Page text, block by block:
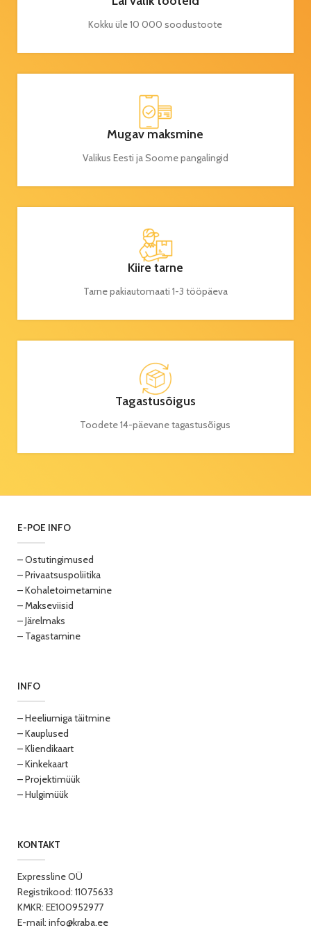
Kokku üle 10 000 soodustoote
Mugav maksmine
Valikus Eesti ja Soome pangalingid
Kiire tarne
Tarne pakiautomaati 1-3 tööpäeva
Tagastusõigus
Toodete 14-päevane tagastusõigus
E-POE INFO
– Ostutingimused
– Privaatsuspoliitika
– Kohaletoimetamine
– Makseviisid
– Järelmaks
– Tagastamine
INFO
– Heeliumiga täitmine
– Kauplused
– Kliendikaart
– Kinkekaart
– Projektimüük
– Hulgimüük
KONTAKT
Expressline OÜ
Registrikood: 11075633
KMKR: EE100952977
E-mail: info@kraba.ee